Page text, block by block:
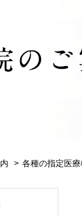
各種の指定医